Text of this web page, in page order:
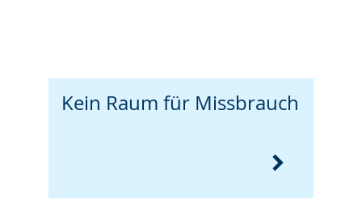
Kein Raum für Missbrauch